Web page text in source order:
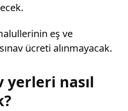
eş ve
ücreti alınmayacak.
yerleri nasıl